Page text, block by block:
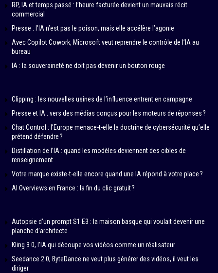
RP, IA et temps passé : l’heure facturée devient un mauvais récit
commercial
Presse : l’IA n’est pas le poison, mais elle accélère l’agonie
Avec Copilot Cowork, Microsoft veut reprendre le contrôle de l’IA au
bureau
IA : la souveraineté ne doit pas devenir un bouton rouge
Clipping : les nouvelles usines de l’influence entrent en campagne
Presse et IA : vers des médias conçus pour les moteurs de réponses ?
Chat Control : l’Europe menace-t-elle la doctrine de cybersécurité qu’elle
prétend défendre ?
Distillation de l’IA : quand les modèles deviennent des cibles de
renseignement
Votre marque existe-t-elle encore quand une IA répond à votre place ?
AI Overviews en France : la fin du clic gratuit ?
Autopsie d’un prompt S1 E3 : la maison basque qui voulait devenir une
planche d’architecte
Kling 3.0, l’IA qui découpe vos vidéos comme un réalisateur
Seedance 2.0, ByteDance ne veut plus générer des vidéos, il veut les
diriger